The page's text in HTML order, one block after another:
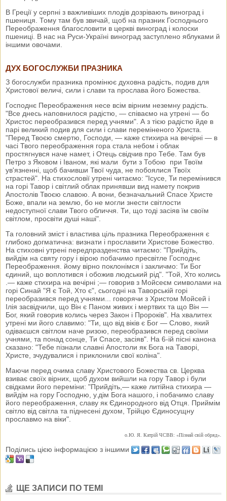
В Греції у серпні з важливіших плодів дозрівають виноград і
пшениця. Тому там був звичай, щоб на празник Господнього
Переображення благословити в церкві виноград і колоски
пшениці. В нас на Руси-Україні виноград заступлено яблуками й
іншими овочами.
ДУХ БОГОСЛУЖБИ ПРАЗНИКА
З богослужби празника промінює духовна радість, подив для
Христової величі, сили і слави та прослава його Божества.
Господнє Переображення несе всім вірним неземну радість.
"Все днесь наповнилося радістю, — співаємо на утрені — бо
Христос переобразився перед учнями". А з тією радістю йде в
парі великий подив для сили і слави переміненого Христа.
"Перед Твоєю смертю, Господи, — каже стихира на вечірні — в
часі Твого переображення гора стала небом і облак
простягнувся наче намет, і Отець свідчив про Тебе. Там був
Петро з Яковом і Іваном, які мали бути з Тобою при Твоїм
ув'язненні, щоб бачивши Твої чуда, не побоялися Твоїх
страстей". На стихословії утрені читаємо: "Ісусе, Ти перемінився
на горі Тавор і світлий облак принявши вид намету покрив
Апостолів Твоєю славою. А вони, безначальний Спасе Христе
Боже, впали на землю, бо не могли знести світлости
недоступної слави Твого обличчя. Ти, що тоді засіяв їм своїм
світлом, просвіти душі наші".
Та головний зміст і властива ціль празника Переображення є
глибоко догматична: визнати і прославити Христове Божество.
На стиховні утрені передпразденства читаємо: "Прийдіть,
вийдім на святу гору і вірою побачимо пресвітле Господнє
Переображення. йому вірно поклонімся і закличмо: Ти Бог
єдиний, що воплотився і обожив людський рід". "Той, Хто колись
.— каже стихира на вечірні ;— говорив з Мойсеєм символами на
горі Синай "Я є Той, Хто є", сьогодні на Таворській горі
переобразився перед учнями... говорячи з Христом Мойсей і
Ілія засвідчили, що Він є Паном живих і мертвих та що Він —
Бог, який говорив колись через Закон і Пророків". На хвалитех
утрені ми його славимо: "Ти, що від віків є Бог — Слово, який
одіваєшся світлом наче ризою, переобразився перед своїми
учнями, та понад сонце, Ти Спасе, засіяв". На 6-ій пісні канона
сказано: "Тебе пізнали славні Апостоли як Бога на Таворі,
Христе, зчудувалися і приклонили свої коліна".
Маючи перед очима славу Христового Божества св. Церква
взиває своїх вірних, щоб духом вийшли на гору Тавор і були
свідками його переміни: "Прийдіть,— каже литійна стихира —
вийдім на гору Господню, у.дім Бога нашого, і побачимо славу
його переображення, славу як Єдинородного від Отця. Приймім
світло від світла та піднесені духом, Трійцю Єдиносущну
прославмо на віки".
о.Ю. Я. Катрій ЧСВВ: «Пізнай свій обряд».
Поділись цією інформацією з іншими
ЩЕ ЗАПИСИ ПО ТЕМІ